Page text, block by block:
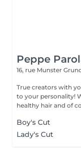
Peppe
16, rue Munster
True creators with
to your personality!
healthy hair and of
Boy's Cut
Lady's Cut